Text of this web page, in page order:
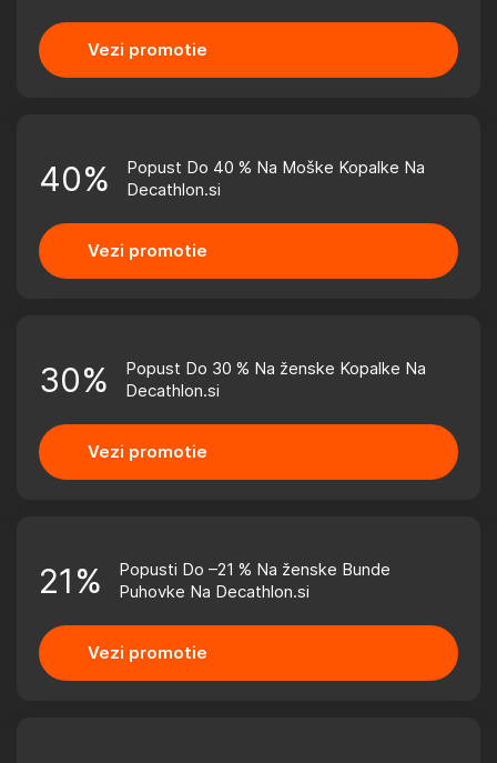
Vezi promotie
40%
Popust Do 40 % Na Moške Kopalke Na
Decathlon.si
Vezi promotie
30%
Popust Do 30 % Na ženske Kopalke Na
Decathlon.si
Vezi promotie
21%
Popusti Do –21 % Na ženske Bunde
Puhovke Na Decathlon.si
Vezi promotie